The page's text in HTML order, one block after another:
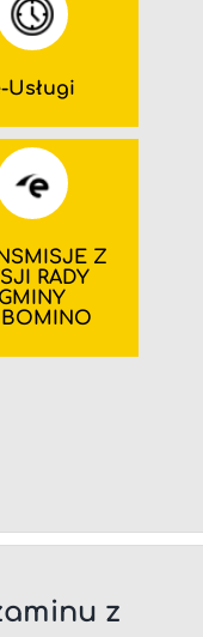
Usługi
Z
RADY
GMINY
z